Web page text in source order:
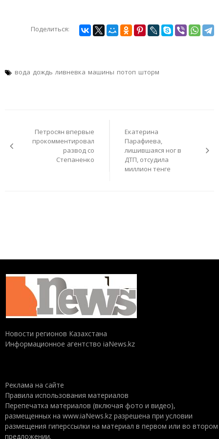
Поделиться:
вода дождь ливневка машины потоп шторм
записямПетросян впервые
прокомментировал
развод со
Степаненко
Екатерина
Парафиева,
лишившаяся ног в
ДТП, отсудила
миллион тенге
Новости регионов Казахстана
Информационное агентство iaNews.kz
Реклама на сайте
Правила использования материалов
Перепечатка материалов (включая фото и видео),
размещенных на www.iaNews.kz разрешена при условии
размещения гиперссылки на материал в первом или во втором
предложении.